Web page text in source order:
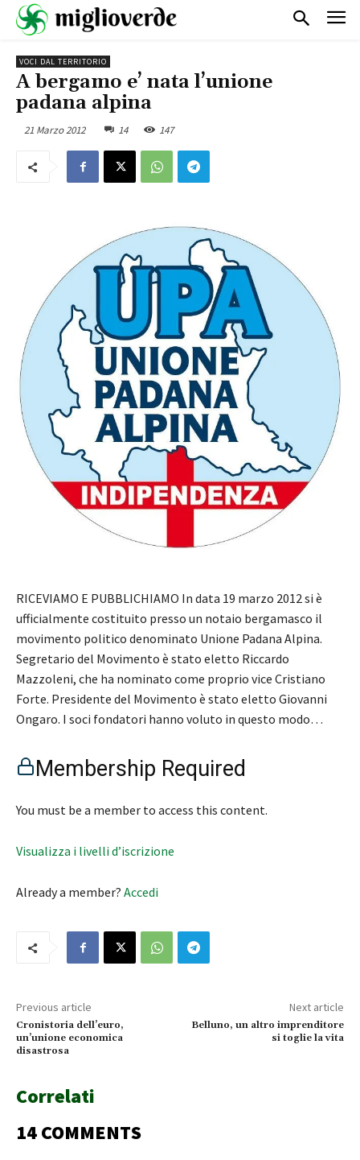
VOCI DAL TERRITORIO
A bergamo e’ nata l’unione
padana alpina
21 Marzo 2012 14 147
RICEVIAMO E PUBBLICHIAMO In data 19 marzo 2012 si è
ufficialmente costituito presso un notaio bergamasco il
movimento politico denominato Unione Padana Alpina.
Segretario del Movimento è stato eletto Riccardo
Mazzoleni, che ha nominato come proprio vice Cristiano
Forte. Presidente del Movimento è stato eletto Giovanni
Ongaro. I soci fondatori hanno voluto in questo modo…
Membership Required
You must be a member to access this content.
Visualizza i livelli d’iscrizione
Already a member? Accedi
Previous article
Cronistoria dell’euro,
un’unione economica
disastrosa
Next article
Belluno, un altro imprenditore
si toglie la vita
Correlati
14 COMMENTS